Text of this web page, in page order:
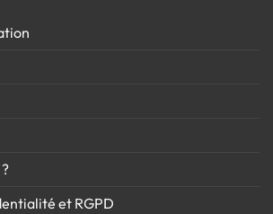
et RGPD